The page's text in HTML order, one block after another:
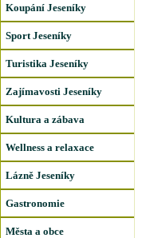
Koupání Jeseníky
Sport Jeseníky
Turistika Jeseníky
Zajímavosti Jeseníky
Kultura a zábava
Wellness a relaxace
Lázně Jeseníky
Gastronomie
Města a obce